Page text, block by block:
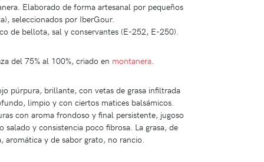
Elaborado de forma artesanal por pequeños
seleccionados por IberGour.
de bellota, sal y conservantes (E-252, E-250).
del 75% al 100%, criado en montanera.
púrpura, brillante, con vetas de grasa infiltrada
limpio y con ciertos matices balsámicos.
con aroma frondoso y final persistente, jugoso
y consistencia poco fibrosa. La grasa, de
y de sabor grato, no rancio.